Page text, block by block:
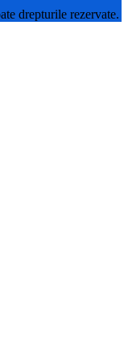
drepturile rezervate.